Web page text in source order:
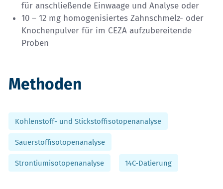
für anschließende Einwaage und Analyse oder
10 – 12 mg homogenisiertes Zahnschmelz- oder
Knochenpulver für im CEZA aufzubereitende
Proben
Methoden
Kohlenstoff- und Stickstoffisotopenanalyse
Sauerstoffisotopenanalyse
Strontiumisotopenanalyse 14C-Datierung